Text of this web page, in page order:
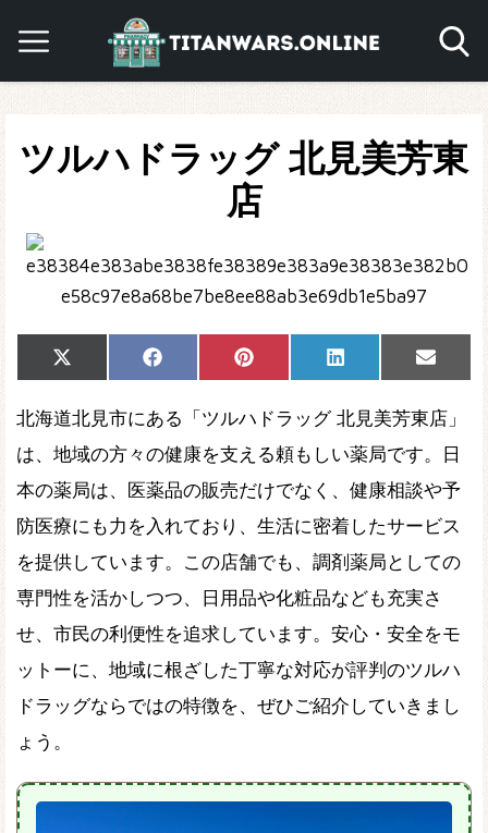
ツルハドラッグ 北見美芳東
店
Share
on
X
(Twitter)
Share
on
Facebook Share
on
Pinterest Share
on
LinkedIn
Share
on
Email
北海道北見市にある「ツルハドラッグ 北見美芳東店」
は、地域の方々の健康を支える頼もしい薬局です。日
本の薬局は、医薬品の販売だけでなく、健康相談や予
防医療にも力を入れており、生活に密着したサービス
を提供しています。この店舗でも、調剤薬局としての
専門性を活かしつつ、日用品や化粧品なども充実さ
せ、市民の利便性を追求しています。安心・安全をモ
ットーに、地域に根ざした丁寧な対応が評判のツルハ
ドラッグならではの特徴を、ぜひご紹介していきまし
ょう。